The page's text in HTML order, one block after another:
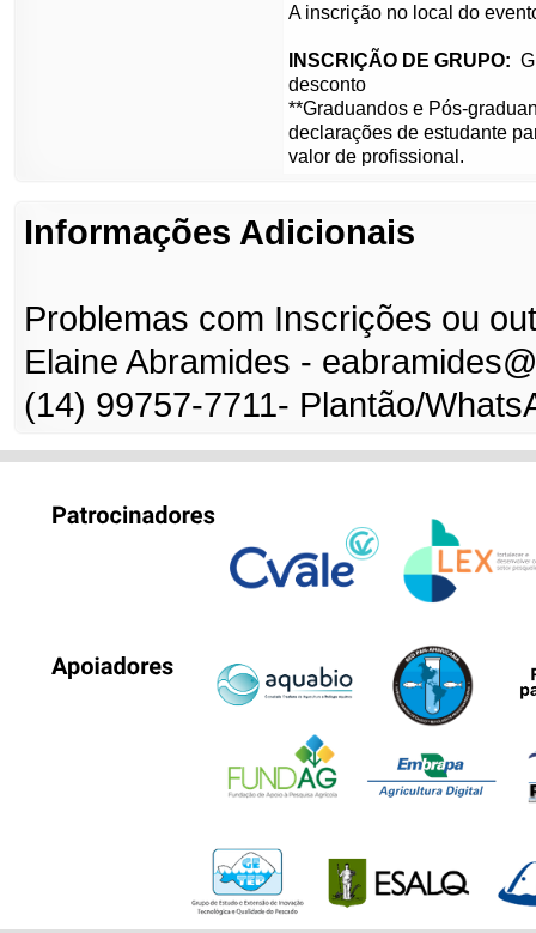
A inscrição no local do
INSCRIÇÃO DE GRUPO:
desconto
**Graduandos e Pós-
declarações de estudante
valor de profissional.
Informações Adicionais
Problemas com Inscrições ou
Elaine Abramides -
(14) 99757-7711- Plantão/